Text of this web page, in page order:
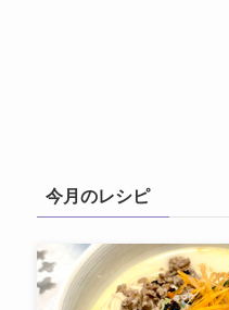
今月のレシピ